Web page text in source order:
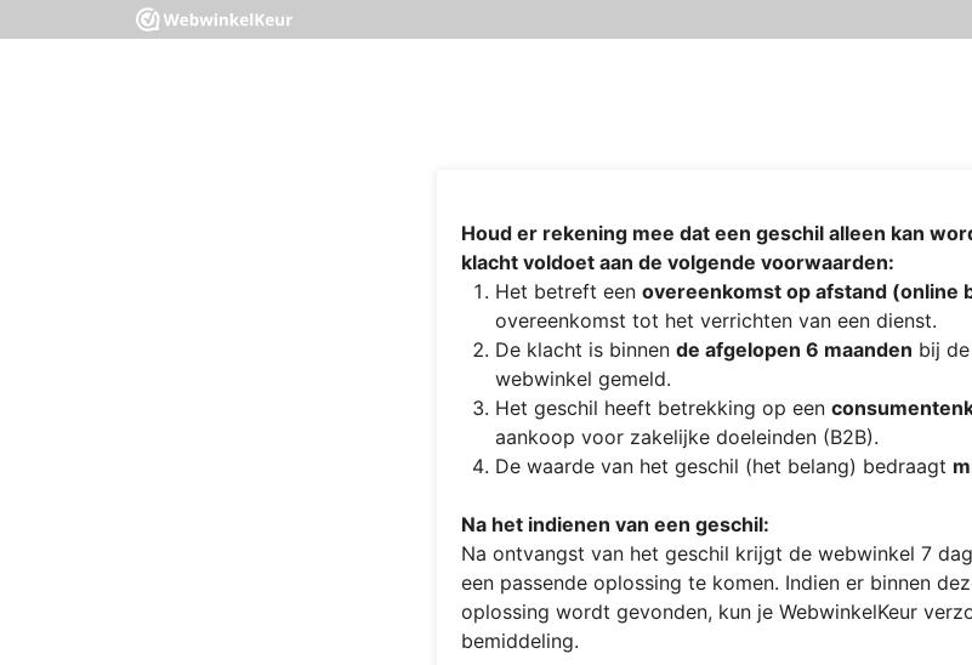
Houd er rekening mee dat een geschil alleen kan
klacht voldoet aan de volgende voorwaarden:
Het betreft een overeenkomst op afstand (online
overeenkomst tot het verrichten van een dienst.
De klacht is binnen de afgelopen 6 maanden bij
webwinkel gemeld.
Het geschil heeft betrekking op een
aankoop voor zakelijke doeleinden (B2B).
De waarde van het geschil (het belang) bedraagt
Na het indienen van een geschil:
Na ontvangst van het geschil krijgt de webwinkel 7
een passende oplossing te komen. Indien er binnen
oplossing wordt gevonden, kun je WebwinkelKeur
bemiddeling.